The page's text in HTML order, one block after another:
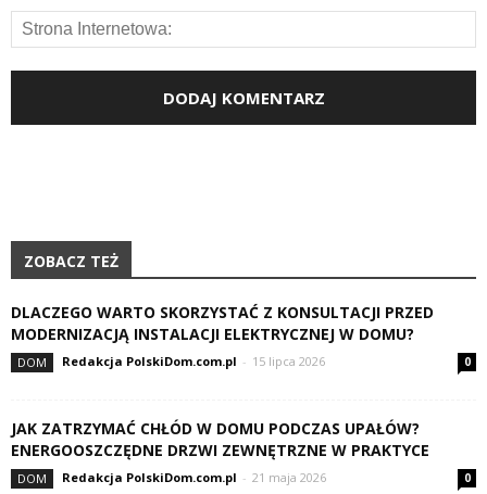
ZOBACZ TEŻ
DLACZEGO WARTO SKORZYSTAĆ Z KONSULTACJI PRZED
MODERNIZACJĄ INSTALACJI ELEKTRYCZNEJ W DOMU?
DOM Redakcja PolskiDom.com.pl - 15 lipca 2026 0
JAK ZATRZYMAĆ CHŁÓD W DOMU PODCZAS UPAŁÓW?
ENERGOOSZCZĘDNE DRZWI ZEWNĘTRZNE W PRAKTYCE
DOM Redakcja PolskiDom.com.pl - 21 maja 2026 0